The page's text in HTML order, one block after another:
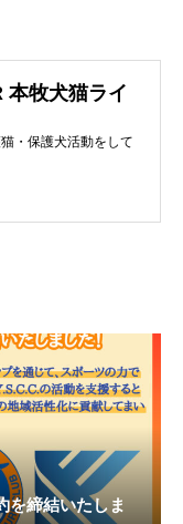
本牧犬猫ライ
・保護犬活動をして
を締結いたしま